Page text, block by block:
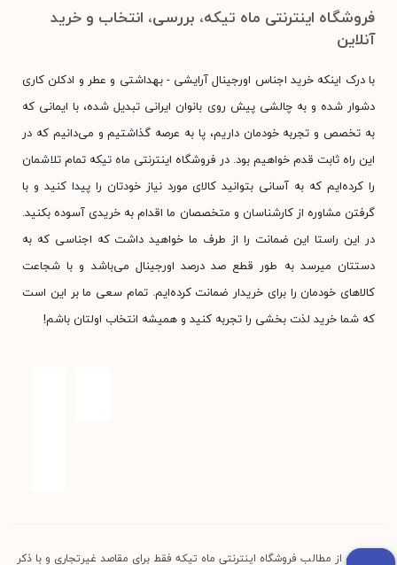
فروشگاه اینترنتی ماه تیکه، بررسی، انتخاب و خرید
آنلاین
با درک اینکه خرید اجناس اورجینال آرایشی - بهداشتی و عطر و ادکلن کاری
دشوار شده و به چالشی پیش روی بانوان ایرانی تبدیل شده، با ایمانی که
به تخصص و تجربه خودمان داریم، پا به عرصه گذاشتیم و می‌دانیم که در
این راه ثابت قدم خواهیم بود. در فروشگاه اینترنتی ماه تیکه تمام تلاشمان
را کرده‌ایم که به آسانی بتوانید کالای مورد نیاز خودتان را پیدا کنید و با
گرفتن مشاوره از کارشناسان و متخصصان ما اقدام به خریدی آسوده بکنید.
در این راستا این ضمانت را از طرف ما خواهید داشت که اجناسی که به
دستتان میرسد به طور قطع صد درصد اورجینال می‌باشد و با شجاعت
کالاهای خودمان را برای خریدار ضمانت کرده‌ایم. تمام سعی ما بر این است
که شما خرید لذت بخشی را تجربه کنید و همیشه انتخاب اولتان باشم!
استفاده از مطالب فروشگاه اینترنتی ماه تیکه فقط برای مقاصد غیرتجاری و با ذکر